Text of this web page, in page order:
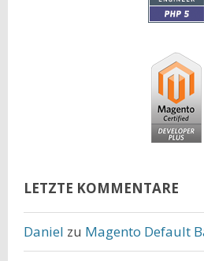
LETZTE KOMMENTARE
Daniel zu Magento Default